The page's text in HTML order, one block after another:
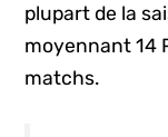
plupart de la
moyennant 14
matchs.